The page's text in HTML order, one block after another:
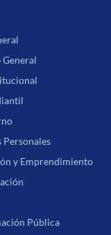
y Emprendimiento
Pública